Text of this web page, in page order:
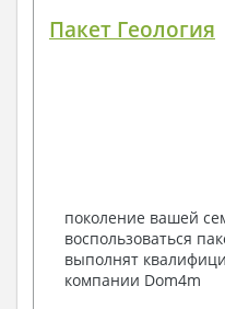
Пакет Геология
поколение вашей
воспользоваться
выполнят
компании Dom4m